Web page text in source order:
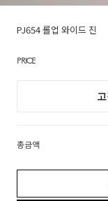
PJ654 롤업 와이드 진
PRICE
총금액